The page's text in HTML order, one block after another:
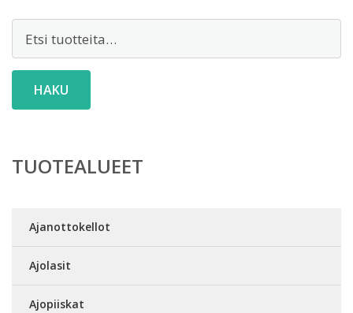
HAKU
TUOTEALUEET
Ajanottokellot
Ajolasit
Ajopiiskat